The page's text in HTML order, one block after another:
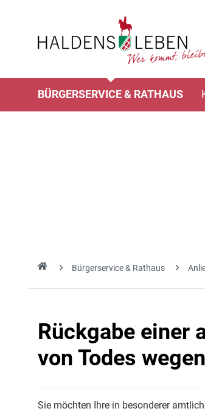
BÜRGERSERVICE & RATHAUS
Bürgerservice & Rathaus
Rückgabe einer
von Todes
Sie möchten Ihre in besonderer